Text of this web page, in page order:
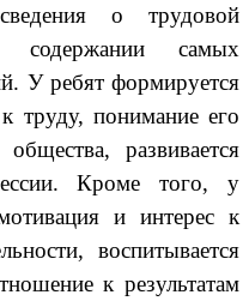
о трудовой
содержании самых
У ребят формируется
труду, понимание его
развивается
Кроме того, у
и интерес к
воспитывается
к результатам